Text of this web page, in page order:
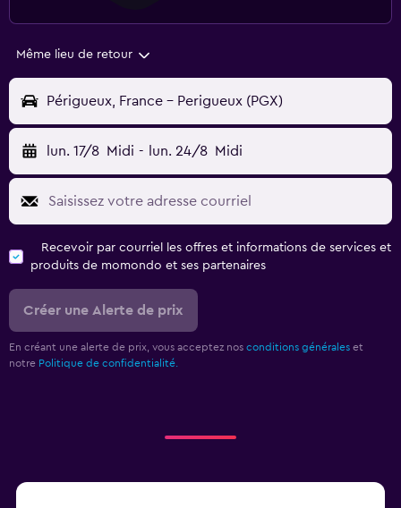
Même lieu de retour
Périgueux, France - Perigueux (PGX)
lun. 17/8 Midi - lun. 24/8 Midi
Recevoir par courriel les offres et informations de services et
produits de momondo et ses partenaires
Créer une Alerte de prix
En créant une alerte de prix, vous acceptez nos conditions générales et
notre Politique de confidentialité.